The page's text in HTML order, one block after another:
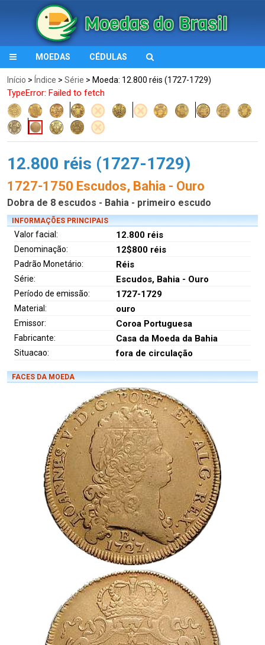
MOEDAS CÉDULAS
Início > Índice > Série > Moeda: 12.800 réis (1727-1729)
TypeError: Failed to fetch
12.800 réis (1727-1729)
1727-1750 Escudos, Bahia - Ouro
Dobra de 8 escudos - Bahia - primeiro escudo
INFORMAÇÕES PRINCIPAIS
Valor facial: 12.800 réis
Denominação: 12$800 réis
Padrão Monetário: Réis
Série: Escudos, Bahia - Ouro
Período de emissão: 1727-1729
Material: ouro
Emissor: Coroa Portuguesa
Fabricante: Casa da Moeda da Bahia
Situacao: fora de circulação
FACES DA MOEDA